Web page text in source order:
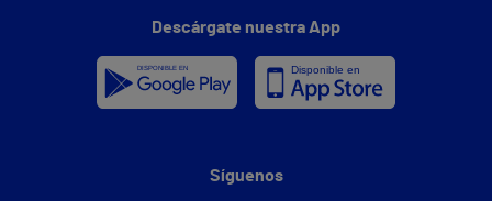
Descárgate nuestra App
Síguenos